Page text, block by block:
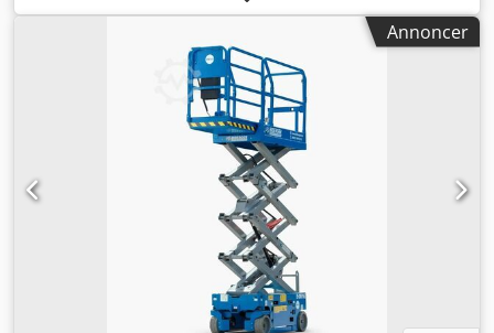
kg, brændstoftype:elektrisk, produktbredde (maks.):820
7.850 mm
, motortype: Elektrisk,
producent: Genie Crjdpfxszqccgj Ab Rjf
Annoncer